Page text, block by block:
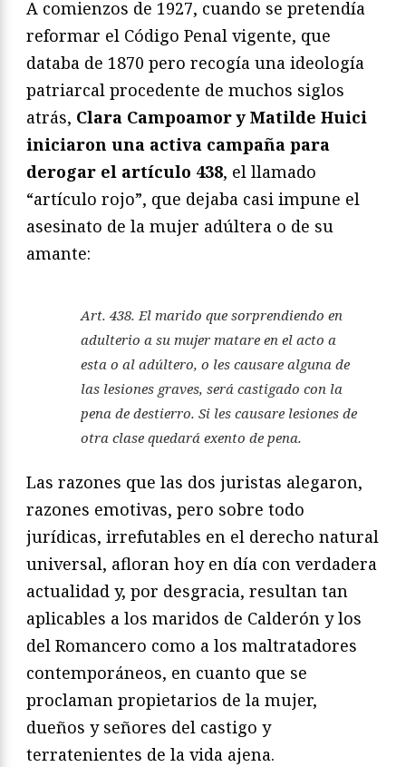
A comienzos de 1927, cuando se pretendía
reformar el Código Penal vigente, que
databa de 1870 pero recogía una ideología
patriarcal procedente de muchos siglos
atrás, Clara Campoamor y Matilde Huici
iniciaron una activa campaña para
derogar el artículo 438, el llamado
“artículo rojo”, que dejaba casi impune el
asesinato de la mujer adúltera o de su
amante:
Art. 438. El marido que sorprendiendo en
adulterio a su mujer matare en el acto a
esta o al adúltero, o les causare alguna de
las lesiones graves, será castigado con la
pena de destierro. Si les causare lesiones de
otra clase quedará exento de pena.
Las razones que las dos juristas alegaron,
razones emotivas, pero sobre todo
jurídicas, irrefutables en el derecho natural
universal, afloran hoy en día con verdadera
actualidad y, por desgracia, resultan tan
aplicables a los maridos de Calderón y los
del Romancero como a los maltratadores
contemporáneos, en cuanto que se
proclaman propietarios de la mujer,
dueños y señores del castigo y
terratenientes de la vida ajena.